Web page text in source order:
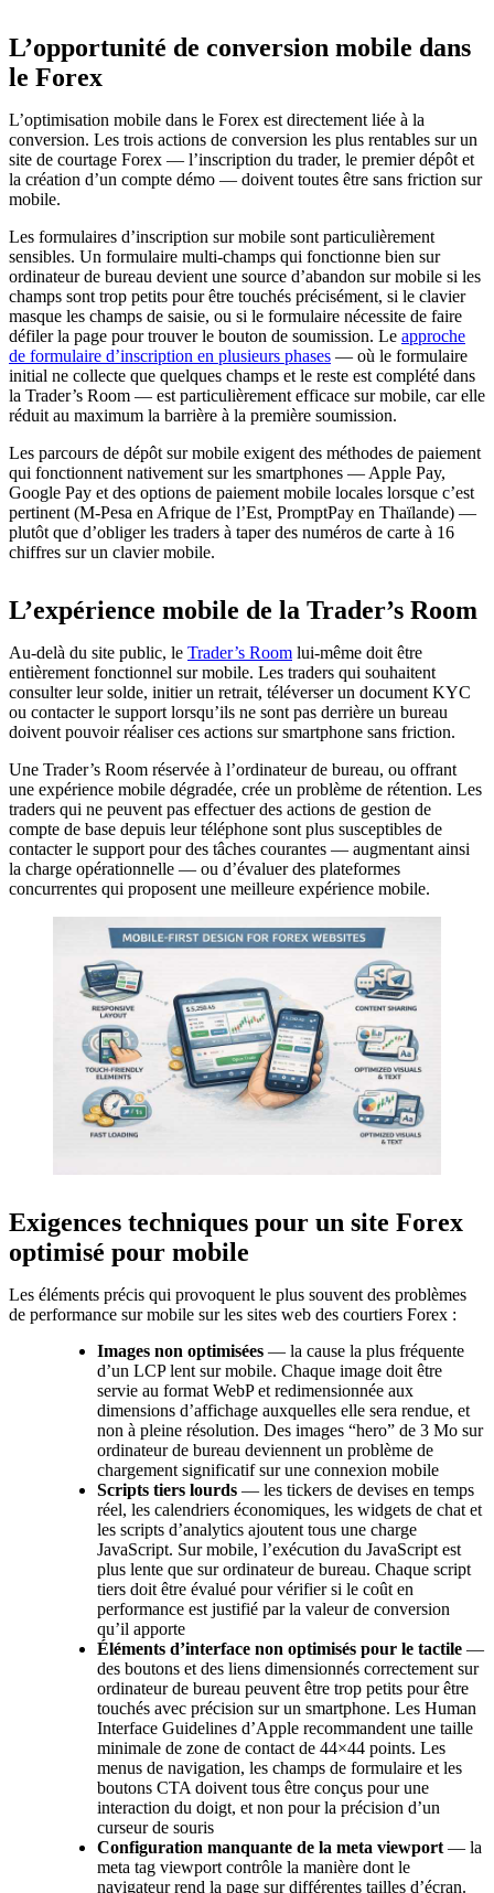
L’opportunité de conversion mobile dans
le Forex
L’optimisation mobile dans le Forex est directement liée à la
conversion. Les trois actions de conversion les plus rentables sur un
site de courtage Forex — l’inscription du trader, le premier dépôt et
la création d’un compte démo — doivent toutes être sans friction sur
mobile.
Les formulaires d’inscription sur mobile sont particulièrement
sensibles. Un formulaire multi-champs qui fonctionne bien sur
ordinateur de bureau devient une source d’abandon sur mobile si les
champs sont trop petits pour être touchés précisément, si le clavier
masque les champs de saisie, ou si le formulaire nécessite de faire
défiler la page pour trouver le bouton de soumission. Le approche
de formulaire d’inscription en plusieurs phases — où le formulaire
initial ne collecte que quelques champs et le reste est complété dans
la Trader’s Room — est particulièrement efficace sur mobile, car elle
réduit au maximum la barrière à la première soumission.
Les parcours de dépôt sur mobile exigent des méthodes de paiement
qui fonctionnent nativement sur les smartphones — Apple Pay,
Google Pay et des options de paiement mobile locales lorsque c’est
pertinent (M-Pesa en Afrique de l’Est, PromptPay en Thaïlande) —
plutôt que d’obliger les traders à taper des numéros de carte à 16
chiffres sur un clavier mobile.
L’expérience mobile de la Trader’s Room
Au-delà du site public, le Trader’s Room lui-même doit être
entièrement fonctionnel sur mobile. Les traders qui souhaitent
consulter leur solde, initier un retrait, téléverser un document KYC
ou contacter le support lorsqu’ils ne sont pas derrière un bureau
doivent pouvoir réaliser ces actions sur smartphone sans friction.
Une Trader’s Room réservée à l’ordinateur de bureau, ou offrant
une expérience mobile dégradée, crée un problème de rétention. Les
traders qui ne peuvent pas effectuer des actions de gestion de
compte de base depuis leur téléphone sont plus susceptibles de
contacter le support pour des tâches courantes — augmentant ainsi
la charge opérationnelle — ou d’évaluer des plateformes
concurrentes qui proposent une meilleure expérience mobile.
Exigences techniques pour un site Forex
optimisé pour mobile
Les éléments précis qui provoquent le plus souvent des problèmes
de performance sur mobile sur les sites web des courtiers Forex :
Images non optimisées — la cause la plus fréquente
d’un LCP lent sur mobile. Chaque image doit être
servie au format WebP et redimensionnée aux
dimensions d’affichage auxquelles elle sera rendue, et
non à pleine résolution. Des images “hero” de 3 Mo sur
ordinateur de bureau deviennent un problème de
chargement significatif sur une connexion mobile
Scripts tiers lourds — les tickers de devises en temps
réel, les calendriers économiques, les widgets de chat et
les scripts d’analytics ajoutent tous une charge
JavaScript. Sur mobile, l’exécution du JavaScript est
plus lente que sur ordinateur de bureau. Chaque script
tiers doit être évalué pour vérifier si le coût en
performance est justifié par la valeur de conversion
qu’il apporte
Éléments d’interface non optimisés pour le tactile —
des boutons et des liens dimensionnés correctement sur
ordinateur de bureau peuvent être trop petits pour être
touchés avec précision sur un smartphone. Les Human
Interface Guidelines d’Apple recommandent une taille
minimale de zone de contact de 44×44 points. Les
menus de navigation, les champs de formulaire et les
boutons CTA doivent tous être conçus pour une
interaction du doigt, et non pour la précision d’un
curseur de souris
Configuration manquante de la meta viewport — la
meta tag viewport contrôle la manière dont le
navigateur rend la page sur différentes tailles d’écran.